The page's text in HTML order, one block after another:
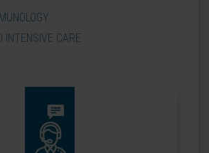
INTENSIVE CARE